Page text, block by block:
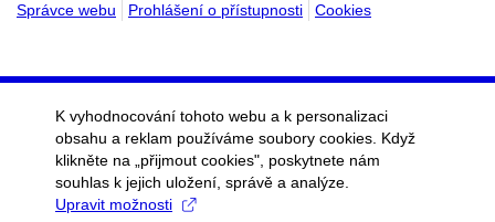
Správce webu
Prohlášení o přístupnosti Cookies
K vyhodnocování tohoto webu a k personalizaci
obsahu a reklam používáme soubory cookies. Když
klikněte na „přijmout cookies", poskytnete nám
souhlas k jejich uložení, správě a analýze.
Upravit možnosti